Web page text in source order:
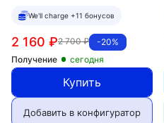
We'll charge +11 бонусов
-20%
2 700₽
2 160 ₽
Получение сегодня
Купить
Добавить в конфигуратор